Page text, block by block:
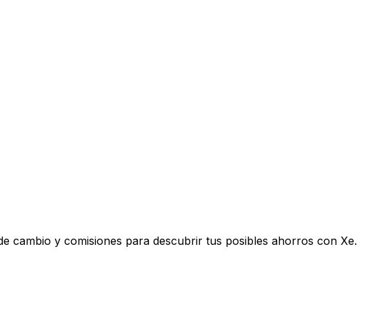
cambio y comisiones para descubrir tus posibles ahorros con Xe.